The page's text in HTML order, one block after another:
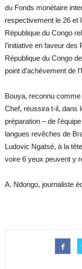
du Fonds monétaire
respectivement le 26 et
République du Congo
l’initiative en faveur
République du Congo
point d’achèvement de
Bouya, reconnu comme
Chef, réussira t-il, dans
préparation – de
langues revêches de
Ludovic Ngatsé, à la
voire 6 yeux peuvent y
A. Ndongo, journaliste